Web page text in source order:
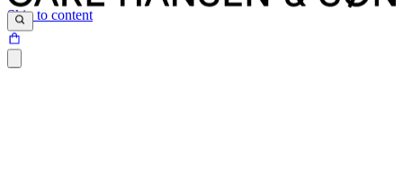
Skip to content